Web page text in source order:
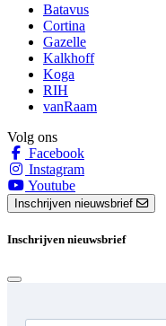
Batavus
Cortina
Gazelle
Kalkhoff
Koga
RIH
vanRaam
Volg ons
Facebook
Instagram
Youtube
Inschrijven nieuwsbrief
Inschrijven nieuwsbrief